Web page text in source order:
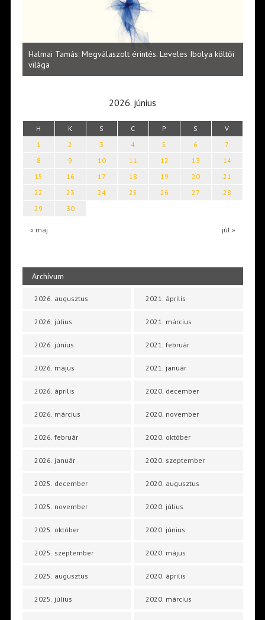
Halmai Tamás: Megválaszolt érintés. Leveles Ibolya költői
világa
2026. június
H K S C P S V
« máj júl »
1 2 3 4 5 6
7
8
9 10 11 12 13
14
15
16 17 18 19 20
21
22
23 24 25 26 27
28
29
30
Archívum
2026. augusztus
2026. július
2026. június
2026. május
2026. április
2026. március
2026. február
2026. január
2025. december
2025. november
2025. október
2025. szeptember
2025. augusztus
2025. július
2021. április
2021. március
2021. február
2021. január
2020. december
2020. november
2020. október
2020. szeptember
2020. augusztus
2020. július
2020. június
2020. május
2020. április
2020. március